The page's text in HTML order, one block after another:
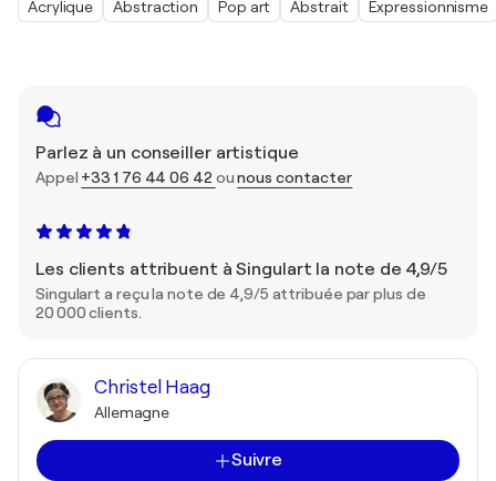
Parlez à un conseiller artistique
Appel +33 1 76 44 06 42 ounous contacter
Les clients attribuent à Singulart la note de 4,9/5
Singulart a reçu la note de 4,9/5 attribuée par plus de
20 000 clients.
Christel Haag
Allemagne
Suivre
Acrylique Abstraction Pop art Abstrait Expressionnisme